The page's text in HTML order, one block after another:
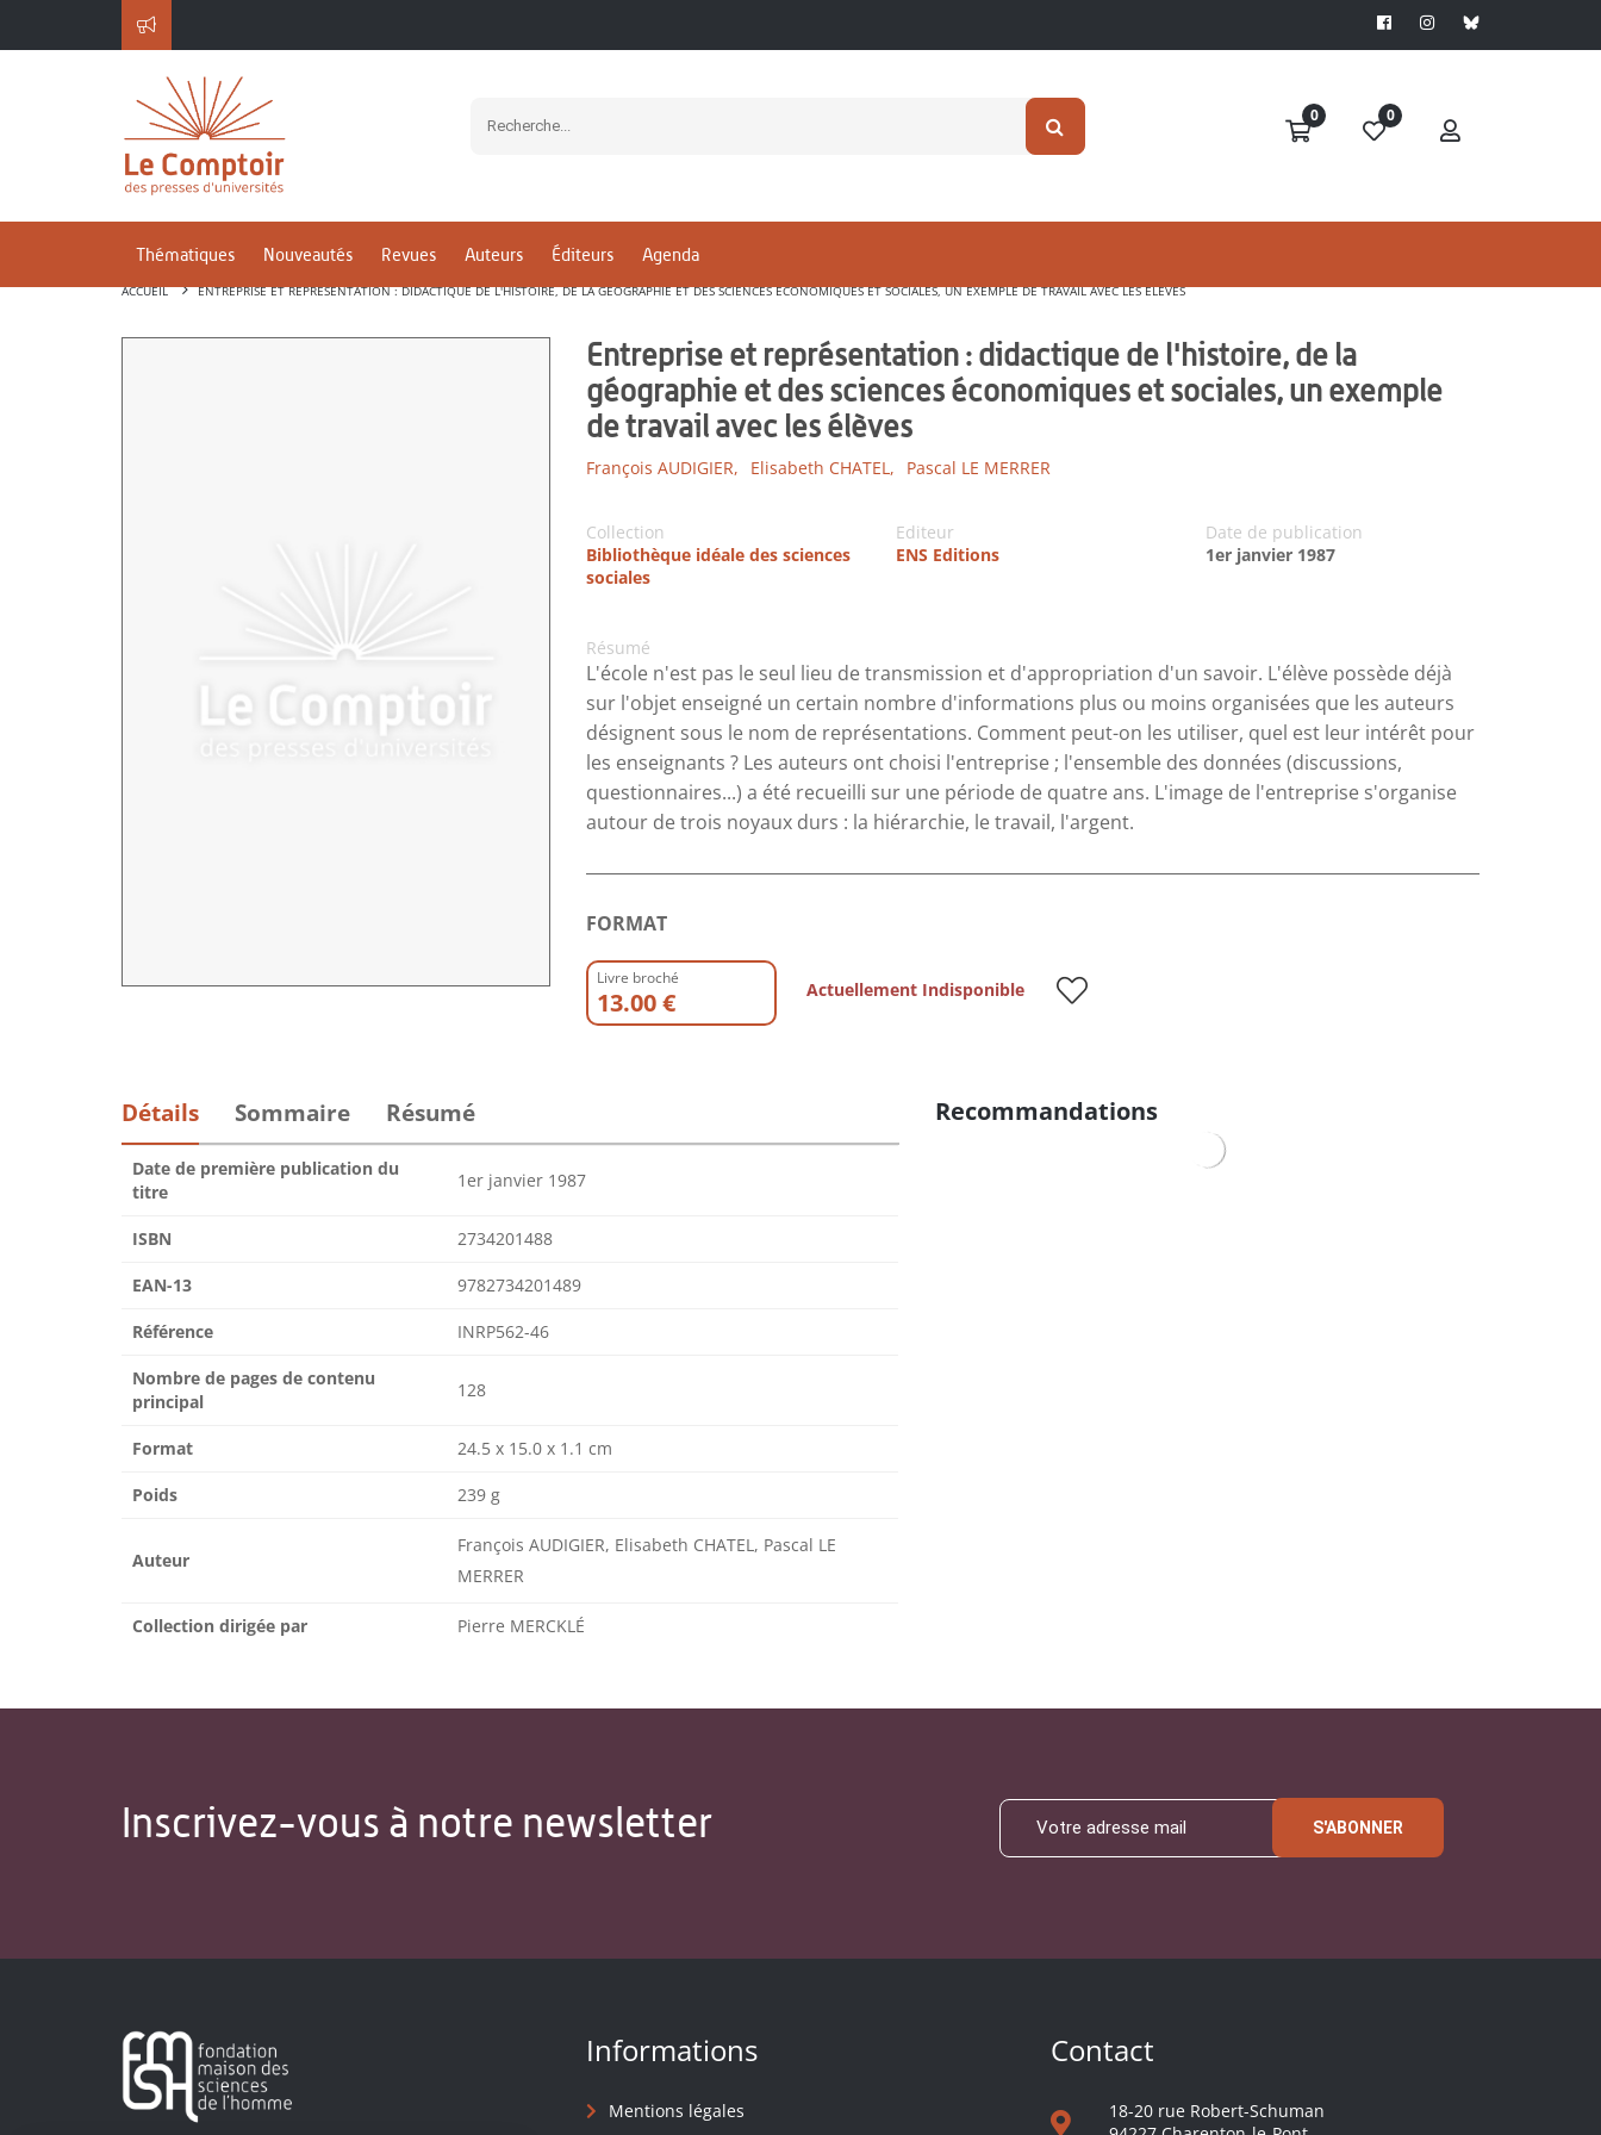
0 0
Thématiques Nouveautés Revues Auteurs Éditeurs Agenda
ACCUEIL ENTREPRISE ET REPRÉSENTATION : DIDACTIQUE DE L'HISTOIRE, DE LA GÉOGRAPHIE ET DES SCIENCES ÉCONOMIQUES ET SOCIALES, UN EXEMPLE DE TRAVAIL AVEC LES ÉLÈVES
Entreprise et représentation : didactique de l'histoire, de la
géographie et des sciences économiques et sociales, un exemple
de travail avec les élèves
François AUDIGIER, Elisabeth CHATEL, Pascal LE MERRER
Collection
Bibliothèque idéale des sciences
sociales
Editeur
ENS Editions
Date de publication
1er janvier 1987
Résumé
L'école n'est pas le seul lieu de transmission et d'appropriation d'un savoir. L'élève possède déjà
sur l'objet enseigné un certain nombre d'informations plus ou moins organisées que les auteurs
désignent sous le nom de représentations. Comment peut-on les utiliser, quel est leur intérêt pour
les enseignants ? Les auteurs ont choisi l'entreprise ; l'ensemble des données (discussions,
questionnaires...) a été recueilli sur une période de quatre ans. L'image de l'entreprise s'organise
autour de trois noyaux durs : la hiérarchie, le travail, l'argent.
FORMAT
Livre broché
13.00 € Actuellement Indisponible
Détails Sommaire Résumé
Date de première publication du
titre
1er janvier 1987
ISBN 2734201488
EAN-13 9782734201489
Référence INRP562-46
Nombre de pages de contenu
principal
128
Format 24.5 x 15.0 x 1.1 cm
Poids 239 g
Auteur
François AUDIGIER, Elisabeth CHATEL, Pascal LE
MERRER
Collection dirigée par Pierre MERCKLÉ
Recommandations
Inscrivez-vous à notre newsletter S'ABONNER
Informations
Mentions légales
Contact
18-20 rue Robert-Schuman